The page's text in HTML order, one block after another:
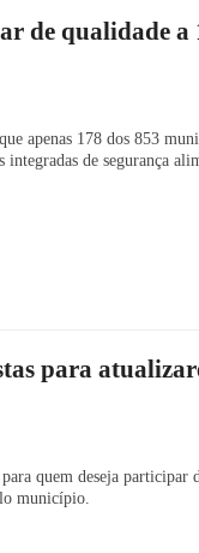
de qualidade a
apenas 178 dos 853
de segurança
para
quem deseja participar
município.